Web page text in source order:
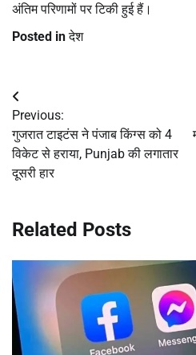
अंतिम परिणामों पर टिकी हुई हैं।
Posted inदेश
Post
navigation
Previous:
गुजरात टाइटंस ने पंजाब किंग्स को 4
विकेट से हराया, Punjab की लगातार
दूसरी हार
Related Posts